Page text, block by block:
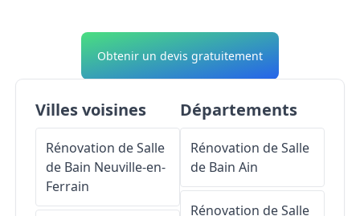
Obtenir un devis gratuitement
Villes voisines
Rénovation de Salle
de Bain Neuville-en-
Ferrain
Départements
Rénovation de Salle
de Bain Ain
Rénovation de Salle